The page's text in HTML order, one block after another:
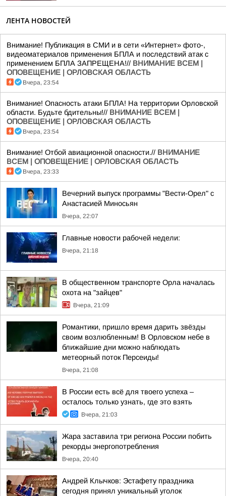
ЛЕНТА НОВОСТЕЙ
Внимание! Публикация в СМИ и в сети «Интернет» фото-,
видеоматериалов применения БПЛА и последствий атак с
применением БПЛА ЗАПРЕЩЕНА!// ВНИМАНИЕ ВСЕМ |
ОПОВЕЩЕНИЕ | ОРЛОВСКАЯ ОБЛАСТЬ
Вчера, 23:54
Внимание! Опасность атаки БПЛА! На территории Орловской
области. Будьте бдительны!// ВНИМАНИЕ ВСЕМ |
ОПОВЕЩЕНИЕ | ОРЛОВСКАЯ ОБЛАСТЬ
Вчера, 23:54
Внимание! Отбой авиационной опасности.// ВНИМАНИЕ
ВСЕМ | ОПОВЕЩЕНИЕ | ОРЛОВСКАЯ ОБЛАСТЬ
Вчера, 23:33
Вечерний выпуск программы "Вести-Орел" с
Анастасией Миносьян
Вчера, 22:07
Главные новости рабочей недели:
Вчера, 21:18
В общественном транспорте Орла началась
охота на "зайцев"
Вчера, 21:09
Романтики, пришло время дарить звёзды
своим возлюбленным! В Орловском небе в
ближайшие дни можно наблюдать
метеорный поток Персеиды!
Вчера, 21:08
В России есть всё для твоего успеха –
осталось только узнать, где это взять
Вчера, 21:03
Жара заставила три региона России побить
рекорды энергопотребления
Вчера, 20:40
Андрей Клычков: Эстафету праздника
сегодня принял уникальный уголок